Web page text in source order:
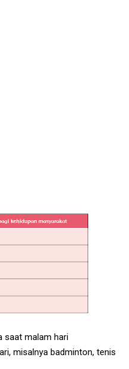
saat malam hari
misalnya badminton, tenis